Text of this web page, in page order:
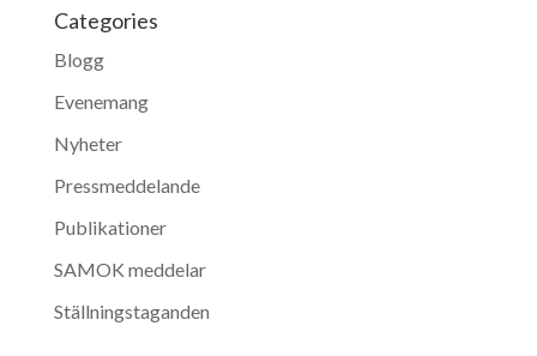
Categories
Blogg
Evenemang
Nyheter
Pressmeddelande
Publikationer
SAMOK meddelar
Ställningstaganden